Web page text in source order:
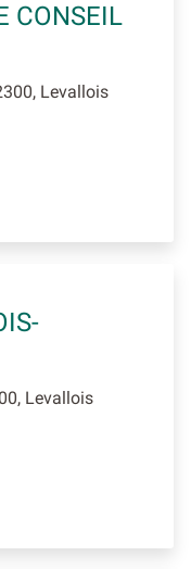
CONSEIL
Levallois
Levallois